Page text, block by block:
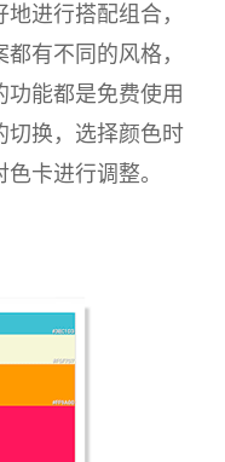
进行搭配组合，
有不同的风格，
能都是免费使用
切换，选择颜色时
卡进行调整。